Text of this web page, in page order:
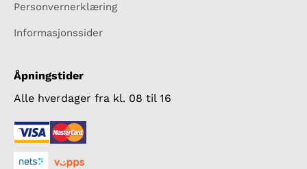
Personvernerklæring
Informasjonssider
Åpningstider
Alle hverdager fra kl. 08 til 16